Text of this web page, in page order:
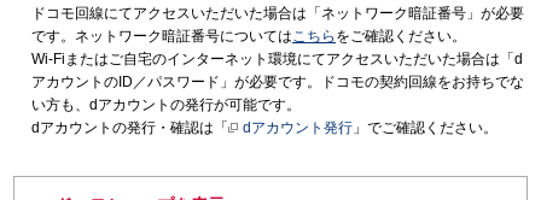
ドコモ回線にてアクセスいただいた場合は「ネットワーク暗証番号」が必要
です。ネットワーク暗証番号についてはこちら をご確認ください。
Wi-Fiまたはご自宅のインターネット環境にてアクセスいただいた場合は「d
アカウントのID／パスワード」が必要です。ドコモの契約回線をお持ちでな
い方も、dアカウントの発行が可能です。
dアカウントの発行・確認は「
dアカウント発行 」でご確認ください。